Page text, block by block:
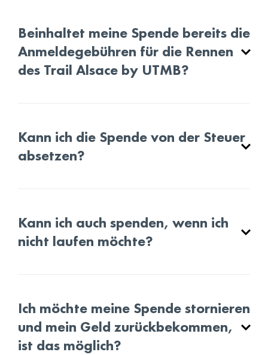
Beinhaltet meine Spende bereits die
Anmeldegebühren für die Rennen
des Trail Alsace by UTMB?
Kann ich die Spende von der Steuer
absetzen?
Kann ich auch spenden, wenn ich
nicht laufen möchte?
Ich möchte meine Spende stornieren
und mein Geld zurückbekommen,
ist das möglich?